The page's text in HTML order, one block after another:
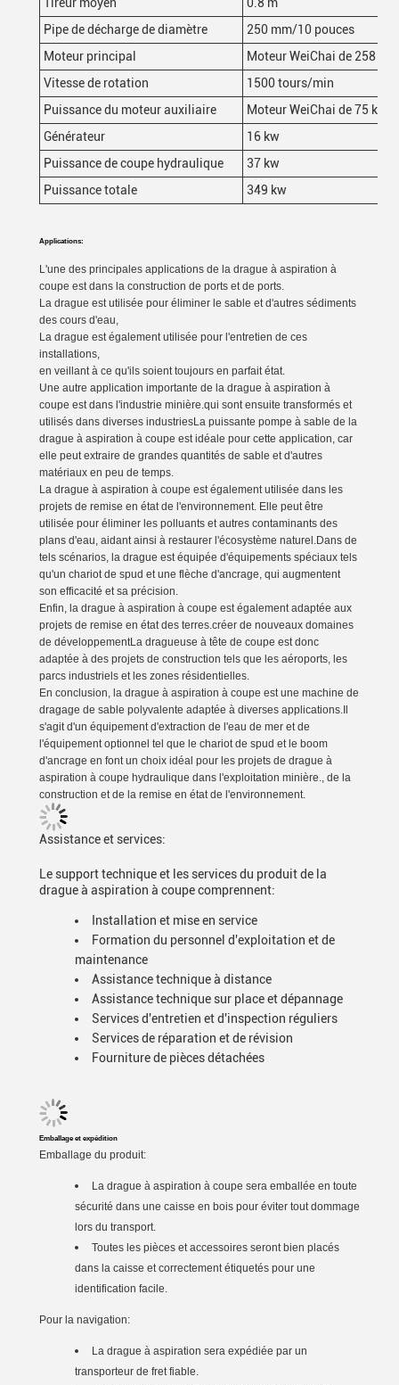
Pipe de décharge de diamètre
250 mm/10 pouces
Moteur principal
Moteur WeiChai de 258 kW
Vitesse de rotation
1500 tours/min
Puissance du moteur auxiliaire
Moteur WeiChai de 75 kW
Générateur
16 kw
Puissance de coupe hydraulique
37 kw
Puissance totale
349 kw
Applications:
L'une des principales applications de la drague à aspiration à
coupe est dans la construction de ports et de ports.
La drague est utilisée pour éliminer le sable et d'autres sédiments
des cours d'eau,
La drague est également utilisée pour l'entretien de ces
installations,
en veillant à ce qu'ils soient toujours en parfait état.
Une autre application importante de la drague à aspiration à
coupe est dans l'industrie minière.qui sont ensuite transformés et
utilisés dans diverses industriesLa puissante pompe à sable de la
drague à aspiration à coupe est idéale pour cette application, car
elle peut extraire de grandes quantités de sable et d'autres
matériaux en peu de temps.
La drague à aspiration à coupe est également utilisée dans les
projets de remise en état de l'environnement. Elle peut être
utilisée pour éliminer les polluants et autres contaminants des
plans d'eau, aidant ainsi à restaurer l'écosystème naturel.Dans de
tels scénarios, la drague est équipée d'équipements spéciaux tels
qu'un chariot de spud et une flèche d'ancrage, qui augmentent
son efficacité et sa précision.
Enfin, la drague à aspiration à coupe est également adaptée aux
projets de remise en état des terres.créer de nouveaux domaines
de développementLa dragueuse à tête de coupe est donc
adaptée à des projets de construction tels que les aéroports, les
parcs industriels et les zones résidentielles.
En conclusion, la drague à aspiration à coupe est une machine de
dragage de sable polyvalente adaptée à diverses applications.Il
s'agit d'un équipement d'extraction de l'eau de mer et de
l'équipement optionnel tel que le chariot de spud et le boom
d'ancrage en font un choix idéal pour les projets de drague à
aspiration à coupe hydraulique dans l'exploitation minière., de la
construction et de la remise en état de l'environnement.
Assistance et services:
Le support technique et les services du produit de la
drague à aspiration à coupe comprennent:
Installation et mise en service
Formation du personnel d'exploitation et de
maintenance
Assistance technique à distance
Assistance technique sur place et dépannage
Services d'entretien et d'inspection réguliers
Services de réparation et de révision
Fourniture de pièces détachées
Emballage et expédition
Emballage du produit:
La drague à aspiration à coupe sera emballée en toute
sécurité dans une caisse en bois pour éviter tout dommage
lors du transport.
Toutes les pièces et accessoires seront bien placés
dans la caisse et correctement étiquetés pour une
identification facile.
Pour la navigation:
La drague à aspiration sera expédiée par un
transporteur de fret fiable.